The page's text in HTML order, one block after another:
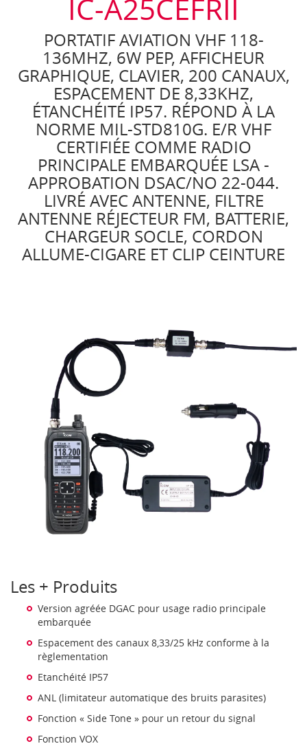
IC-A25CEFRII
PORTATIF AVIATION VHF 118-
136MHZ, 6W PEP, AFFICHEUR
GRAPHIQUE, CLAVIER, 200 CANAUX,
ESPACEMENT DE 8,33KHZ,
ÉTANCHÉITÉ IP57. RÉPOND À LA
NORME MIL-STD810G. E/R VHF
CERTIFIÉE COMME RADIO
PRINCIPALE EMBARQUÉE LSA -
APPROBATION DSAC/NO 22-044.
LIVRÉ AVEC ANTENNE, FILTRE
ANTENNE RÉJECTEUR FM, BATTERIE,
CHARGEUR SOCLE, CORDON
ALLUME-CIGARE ET CLIP CEINTURE
Les + Produits
Version agréée DGAC pour usage radio principale
embarquée
Espacement des canaux 8,33/25 kHz conforme à la
règlementation
Etanchéité IP57
ANL (limitateur automatique des bruits parasites)
Fonction « Side Tone » pour un retour du signal
Fonction VOX